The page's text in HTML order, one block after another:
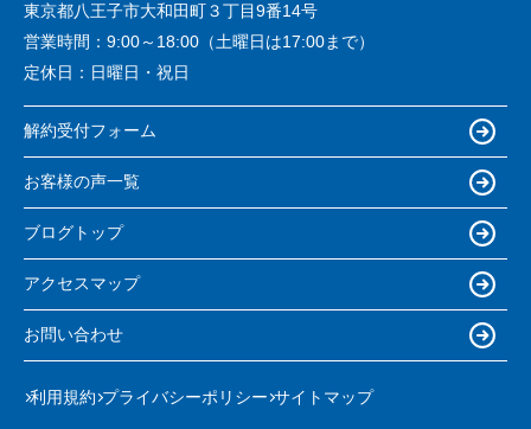
東京都八王子市大和田町３丁目9番14号
営業時間： 9:00～18:00（土曜日は17:00まで）
定休日： 日曜日・祝日
解約受付フォーム
お客様の声一覧
ブログトップ
アクセスマップ
お問い合わせ
利用規約 プライバシーポリシー サイトマップ